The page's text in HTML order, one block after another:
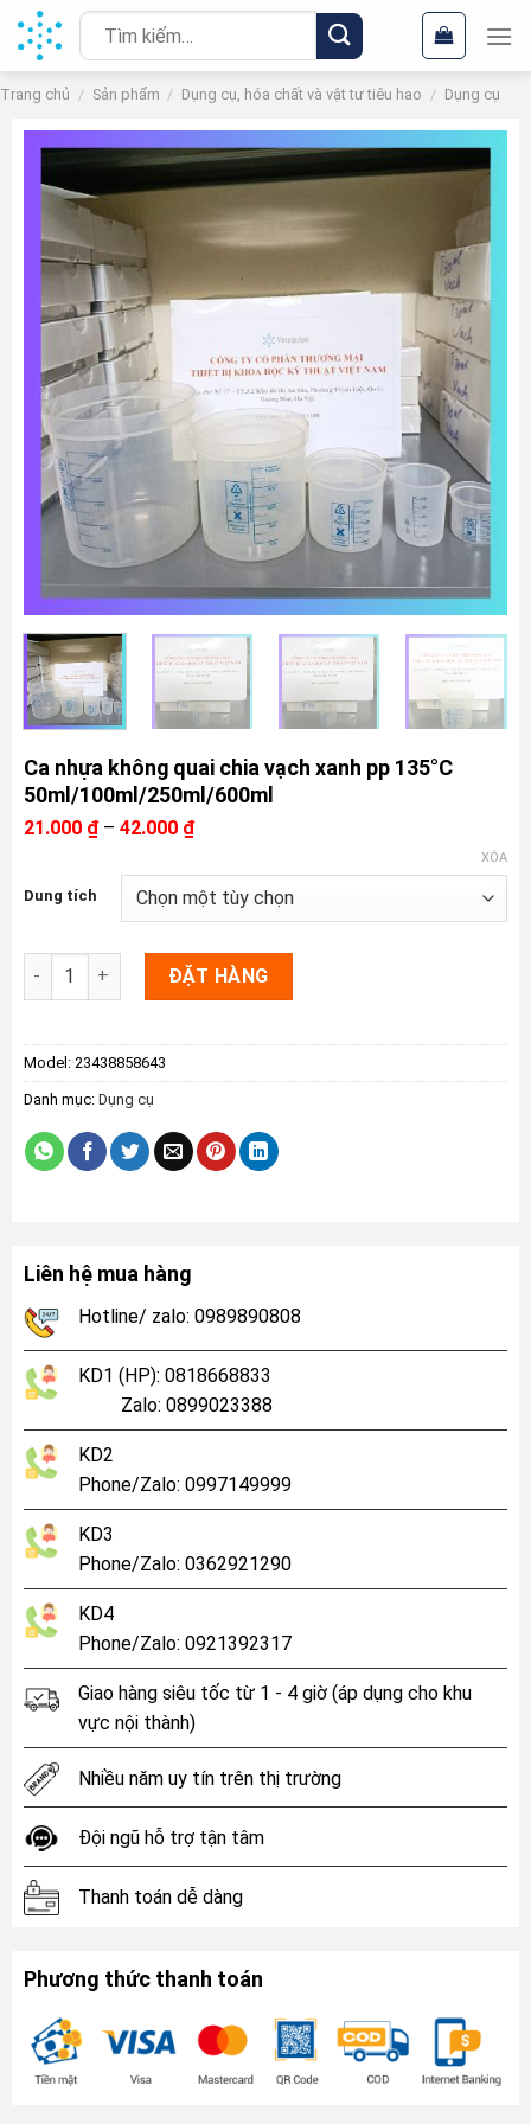
Chuyển
đến
nội
dung
Tìm
kiếm:
Trang chủ / Sản phẩm / Dụng cụ, hóa chất và vật tư tiêu hao / Dụng cụ
Ca nhựa không quai chia vạch xanh pp 135°C
50ml/100ml/250ml/600ml
21.000 ₫ – 42.000 ₫Khoảng
giá:
21.000 ₫
đến
42.000 ₫
Dung tích
XÓA
Ca nhựa không quai chia vạch xanh pp 135°C 50ml/100ml/
ĐẶT HÀNG
Model: 23438858643
Danh mục: Dụng cụ
Liên hệ mua hàng
Hotline/ zalo: 0989890808
KD1 (HP): 0818668833
Zalo: 0899023388
KD2
Phone/Zalo: 0997149999
KD3
Phone/Zalo: 0362921290
KD4
Phone/Zalo: 0921392317
Giao hàng siêu tốc từ 1 - 4 giờ (áp dụng cho khu
vực nội thành)
Nhiều năm uy tín trên thị trường
Đội ngũ hỗ trợ tận tâm
Thanh toán dễ dàng
Phương thức thanh toán